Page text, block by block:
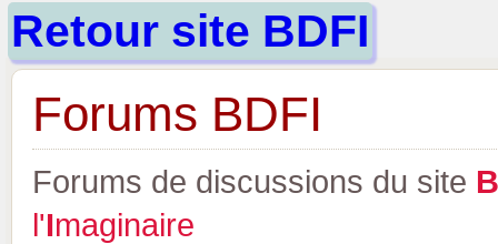
Retour site BDFI
Forums BDFI
Forums de discussions du site B
l'Imaginaire